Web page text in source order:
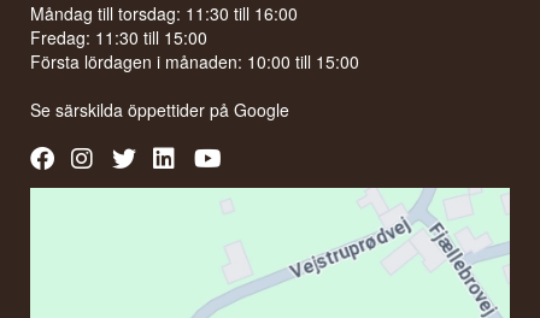
Måndag till torsdag: 11:30 till 16:00
Fredag: 11:30 till 15:00
Första lördagen i månaden: 10:00 till 15:00
Se särskilda öppettider påGoogle